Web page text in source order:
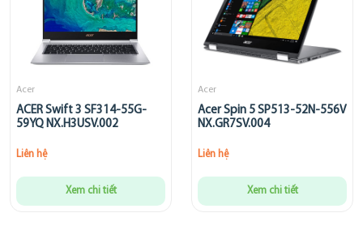
Acer
ACER Swift 3 SF314-55G-
59YQ NX.H3USV.002
Liên hệ
Xem chi tiết
Acer
Acer Spin 5 SP513-52N-556V
NX.GR7SV.004
Liên hệ
Xem chi tiết